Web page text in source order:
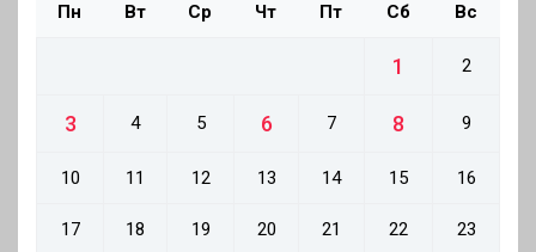
Пн Вт Ср Чт Пт Сб Вс
1 2
3 4 5 6 7 8 9
10 11 12 13 14 15 16
17 18 19 20 21 22 23